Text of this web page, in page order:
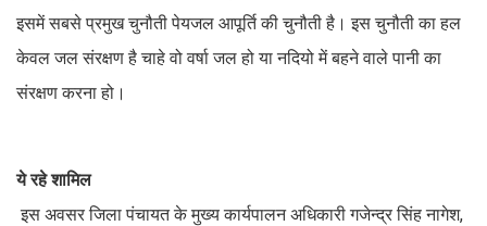
इसमें सबसे प्रमुख चुनौती पेयजल आपूर्ति की चुनौती है। इस चुनौती का हल
केवल जल संरक्षण है चाहे वो वर्षा जल हो या नदियो में बहने वाले पानी का
संरक्षण करना हो।
ये रहे शामिल
इस अवसर जिला पंचायत के मुख्य कार्यपालन अधिकारी गजेन्द्र सिंह नागेश,